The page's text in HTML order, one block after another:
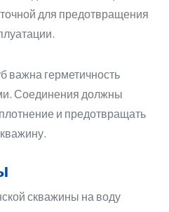
для предотвращения
важна герметичность
Соединения должны
и предотвращать
скважины на воду